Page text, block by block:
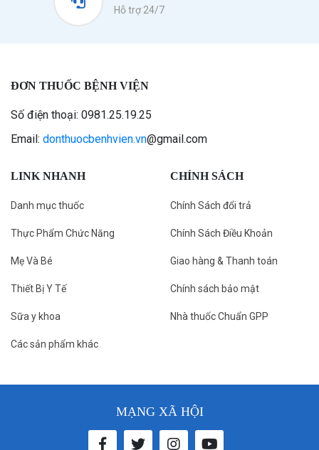
Hỗ trợ 24/7
ĐƠN THUỐC BỆNH VIỆN
Số điện thoại: 0981.25.19.25
Email: donthuocbenhvien.vn@gmail.com
LINK NHANH
Danh mục thuốc
Thực Phẩm Chức Năng
Mẹ Và Bé
Thiết Bị Y Tế
Sữa y khoa
Các sản phẩm khác
CHÍNH SÁCH
Chính Sách đổi trả
Chính Sách Điều Khoản
Giao hàng & Thanh toán
Chính sách bảo mật
Nhà thuốc Chuẩn GPP
MẠNG XÃ HỘI